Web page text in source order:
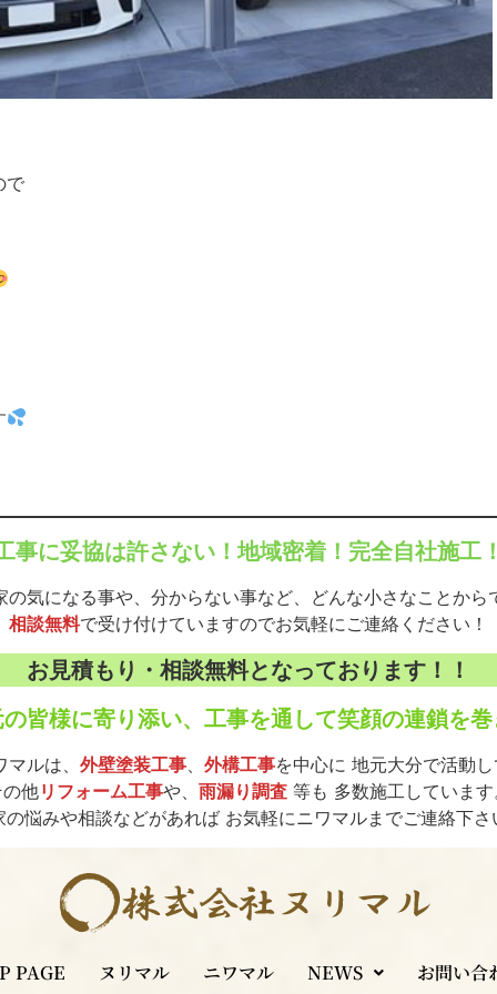
で
事に妥協は許さない！地域密着！完全自社施工
の気になる事や、分からない事など、どんな小さなことから
相談無料で受け付けていますのでお気軽にご連絡ください！
お見積もり・相談無料となっております！！
皆様に寄り添い、工事を通して笑顔の連鎖を
ルは、 外壁塗装工事、 外構工事を中心に 地元大分で活動
他リフォーム工事や、 雨漏り調査 等も 多数施工していま
の悩みや相談などがあれば お気軽にニワマルまでご連絡下さ
PAGE ヌリマル ニワマル NEWS お問い合